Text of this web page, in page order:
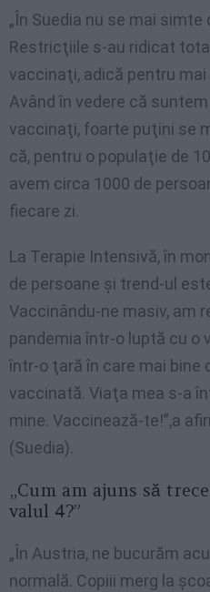
„În Suedia nu se mai
Restricţiile s-au ridicat
vaccinaţi, adică pentru mai
Având în vedere că
vaccinaţi, foarte puţini se
că, pentru o populaţie de
avem circa 1000 de
fiecare zi.
La Terapie Intensivă, în
de persoane şi trend-ul
Vaccinându-ne masiv, am
pandemia într-o luptă cu o
într-o ţară în care mai bine
vaccinată. Viaţa mea s-a
mine. Vaccinează-te!”,a
(Suedia).
„Cum am ajuns să
valul 4?”
„În Austria, ne bucurăm
normală. Copiii merg la